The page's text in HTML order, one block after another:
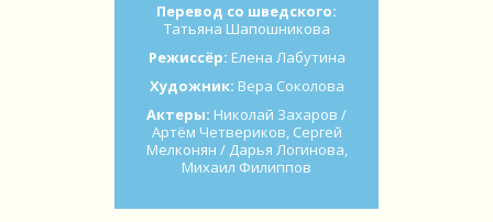
Перевод со шведского:
Татьяна Шапошникова
Режиссёр: Елена Лабутина
Художник: Вера Соколова
Актеры: Николай Захаров /
Артём Четвериков, Сергей
Мелконян / Дарья Логинова,
Михаил Филиппов